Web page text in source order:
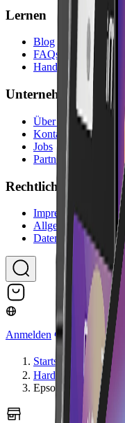
Lernen
Blog
FAQs
Handbuch
Unternehmen
Über uns
Kontakt
Jobs
Partnerprogramm
Rechtliches
Impressum
Allgemeine
Datenschutzerklärung
Anmelden
Startseite
Hardware
Epson TM-m30III